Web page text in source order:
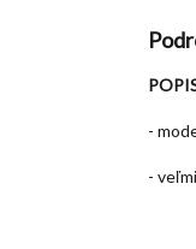
-
-